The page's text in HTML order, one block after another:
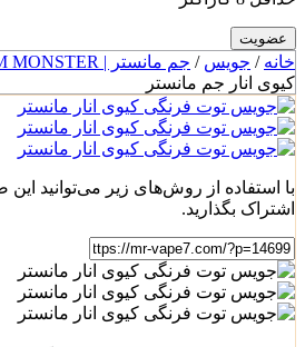
خانه / جویس / جم مانستر | JAM MONSTER
کیوی انار جم مانستر
با استفاده از روش‌های زیر می‌توانید
اشتراک بگذارید.